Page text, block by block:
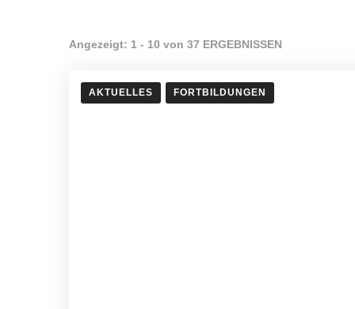
Angezeigt: 1 - 10 von 37 ERGEBNISSEN
AKTUELLES FORTBILDUNGEN